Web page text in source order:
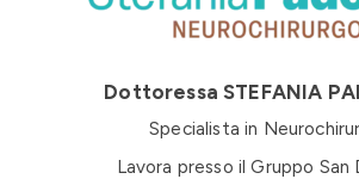
Dottoressa STEFANIA
Specialista in
Lavora presso il Gruppo San